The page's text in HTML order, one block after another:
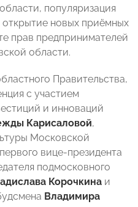
популяризация
открытие новых приёмных
прав предпринимателей
области.
Правительства,
с участием
и инноваций
Карисаловой,
Московской
вице-президента
подмосковного
Корочкина и
Владимира